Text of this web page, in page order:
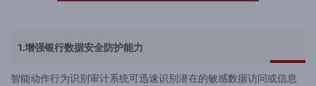
1.增强银行数据安全防护能力
智能动作行为识别审计系统可迅速识别潜在的敏感数据访问或信息